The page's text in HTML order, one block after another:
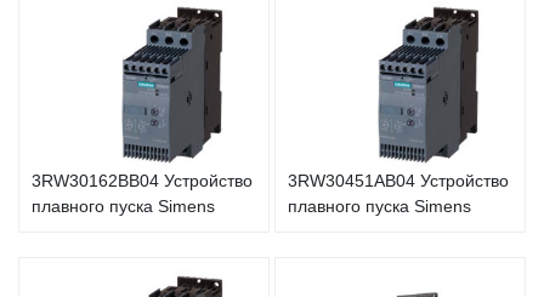
3RW30162BB04 Устройство
плавного пуска Simens
3RW30451AB04 Устройство
плавного пуска Simens